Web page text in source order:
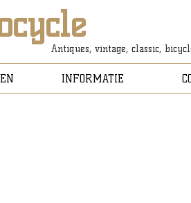
Antiques, vintage, classic,
INFORMATIE